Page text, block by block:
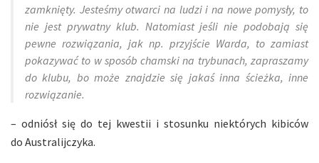
zamknięty. Jesteśmy otwarci na ludzi i na nowe pomysły, to
nie jest prywatny klub. Natomiast jeśli nie podobają się
pewne rozwiązania, jak np. przyjście Warda, to zamiast
pokazywać to w sposób chamski na trybunach, zapraszamy
do klubu, bo może znajdzie się jakaś inna ścieżka, inne
rozwiązanie.
– odniósł się do tej kwestii i stosunku niektórych kibiców
do Australijczyka.